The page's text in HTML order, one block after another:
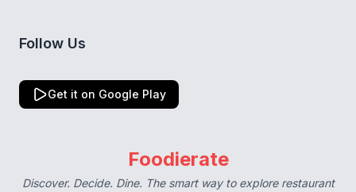
Follow Us
Get it on Google Play
Foodierate
Discover. Decide. Dine. The smart way to explore restaurant